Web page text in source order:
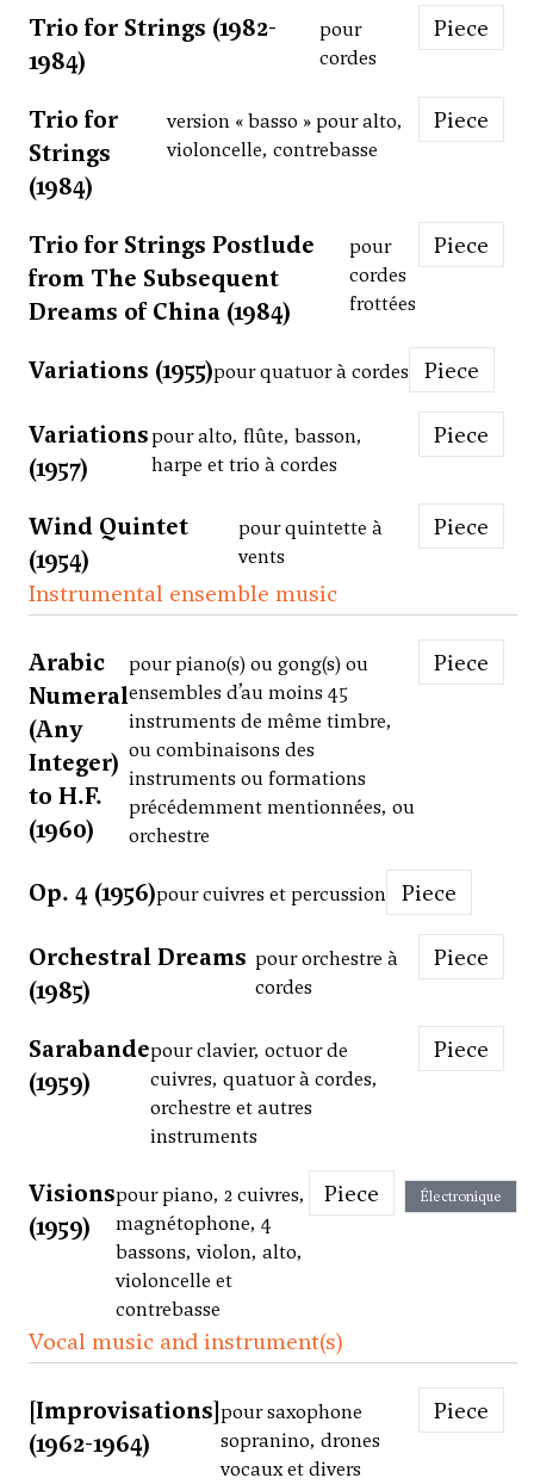
Trio for Strings (1982-
1984)
pour
cordes
Piece
Trio for
Strings
(1984)
version « basso » pour alto,
violoncelle, contrebasse
Piece
Trio for Strings Postlude
from The Subsequent
Dreams of China (1984)
pour
cordes
frottées
Piece
Variations (1955)pour quatuor à cordes Piece
Variations
(1957)
pour alto, flûte, basson,
harpe et trio à cordes
Piece
Wind Quintet
(1954)
pour quintette à
vents
Piece
Instrumental ensemble music
Arabic
Numeral
(Any
Integer)
to H.F.
(1960)
pour piano(s) ou gong(s) ou
ensembles d’au moins 45
instruments de même timbre,
ou combinaisons des
instruments ou formations
précédemment mentionnées, ou
orchestre
Piece
Op. 4 (1956)pour cuivres et percussion Piece
Orchestral Dreams
(1985)
pour orchestre à
cordes
Piece
Sarabande
(1959)
pour clavier, octuor de
cuivres, quatuor à cordes,
orchestre et autres
instruments
Piece
Visions
(1959)
pour piano, 2 cuivres,
magnétophone, 4
bassons, violon, alto,
violoncelle et
contrebasse
Piece Électronique
Vocal music and instrument(s)
[Improvisations]
(1962-1964)
pour saxophone
sopranino, drones
vocaux et divers
Piece